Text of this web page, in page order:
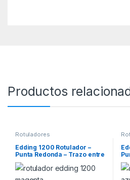
Productos
Rotuladores
Edding 1200 Rotulador –
Punta Redonda – Trazo entre
0.5 y 1 mm. – Tinta con Base
de Agua – Color Magenta
de